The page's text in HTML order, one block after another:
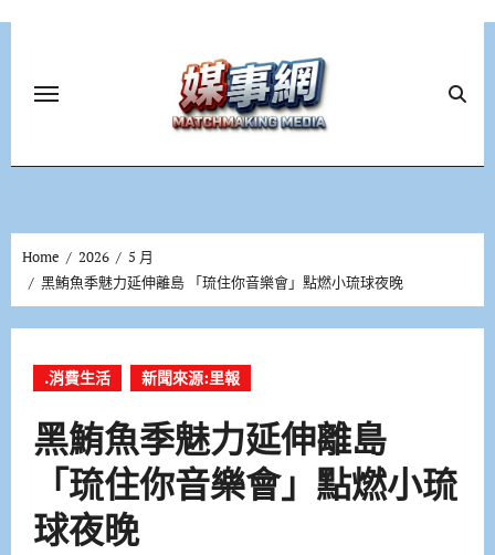
Home 2026
5 月
黑鮪魚季魅力延伸離島 「琉住你音樂會」點燃小琉球夜晚
.消費生活 新聞來源:里報
黑鮪魚季魅力延伸離島
「琉住你音樂會」點燃小琉
球夜晚